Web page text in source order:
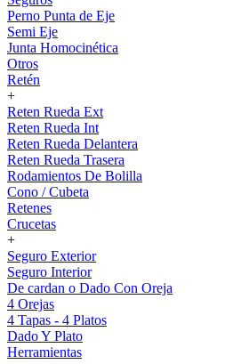
Perno Punta de Eje
Semi Eje
Junta Homocinética
Otros
Retén
+
Reten Rueda Ext
Reten Rueda Int
Reten Rueda Delantera
Reten Rueda Trasera
Rodamientos De Bolilla
Cono / Cubeta
Retenes
Crucetas
+
Seguro Exterior
Seguro Interior
De cardan o Dado Con Oreja
4 Orejas
4 Tapas - 4 Platos
Dado Y Plato
Herramientas